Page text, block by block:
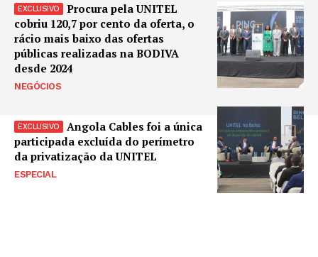
Procura pela UNITEL
cobriu 120,7 por cento da oferta, o
rácio mais baixo das ofertas
públicas realizadas na BODIVA
desde 2024
NEGÓCIOS
Angola Cables foi a única
participada excluída do perímetro
da privatização da UNITEL
ESPECIAL